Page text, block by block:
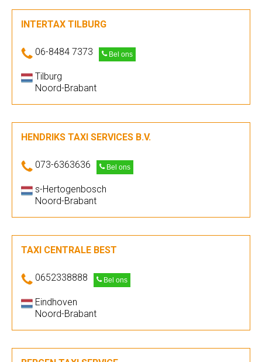
INTERTAX TILBURG
06-8484 7373 Bel ons
Tilburg
Noord-Brabant
HENDRIKS TAXI SERVICES B.V.
073-6363636 Bel ons
s-Hertogenbosch
Noord-Brabant
TAXI CENTRALE BEST
0652338888 Bel ons
Eindhoven
Noord-Brabant